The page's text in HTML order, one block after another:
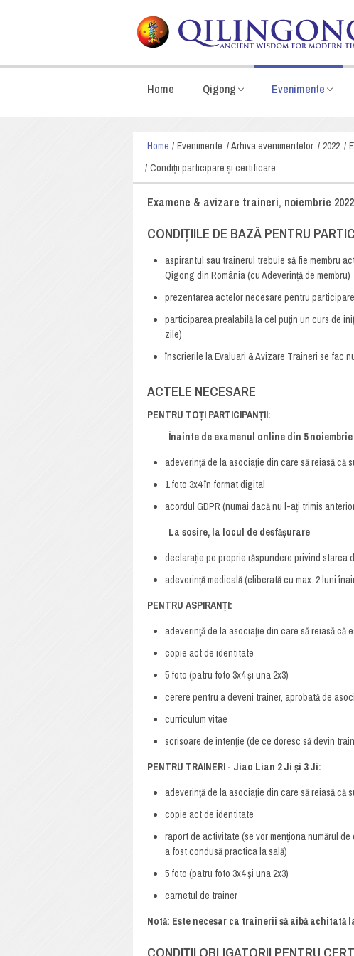
Home Qigong Evenimente
Home Evenimente Arhiva evenimentelor 2022
Condiții participare și certificare
Examene & avizare traineri, noiembrie
CONDIȚIILE DE BAZĂ PENTRU
aspirantul sau trainerul trebuie să fie membru
Qigong din România (cu Adeverință de membru)
prezentarea actelor necesare pentru
participarea prealabilă la cel puţin un curs de
zile)
înscrierile la Evaluari & Avizare Traineri se fac
ACTELE NECESARE
PENTRU TOȚI PARTICIPANȚII:
Înainte de examenul online din 5
adeverinţă de la asociaţie din care să reiasă că
1 foto 3x4 în format digital
acordul GDPR (numai dacă nu l-ați trimis
La sosire, la locul de desfășurare
declarație pe proprie răspundere privind starea
adeverință medicală (eliberată cu max. 2 luni
PENTRU ASPIRANȚI:
adeverinţă de la asociaţie din care să reiasă că
copie act de identitate
5 foto (patru foto 3x4 şi una 2x3)
cerere pentru a deveni trainer, aprobată de
curriculum vitae
scrisoare de intenţie (de ce doresc să devin
PENTRU TRAINERI - Jiao Lian 2 Ji și 3 Ji:
adeverinţă de la asociaţie din care să reiasă că
copie act de identitate
raport de activitate (se vor menționa numărul
a fost condusă practica la sală)
5 foto (patru foto 3x4 şi una 2x3)
carnetul de trainer
Notă: Este necesar ca trainerii să aibă achitată